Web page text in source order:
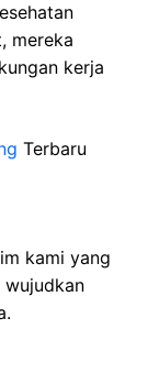
mereka
kerja
Terbaru
kami yang
wujudkan